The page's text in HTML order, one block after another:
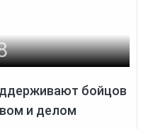
бойцов
и делом